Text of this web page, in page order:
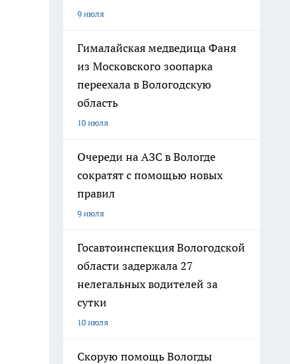
9 июля
Гималайская медведица Фаня
из Московского зоопарка
переехала в Вологодскую
область
10 июля
Очереди на АЗС в Вологде
сократят с помощью новых
правил
9 июля
Госавтоинспекция Вологодской
области задержала 27
нелегальных водителей за
сутки
10 июля
Скорую помощь Вологды